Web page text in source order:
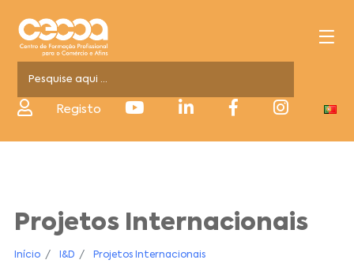
Registo
Projetos Internacionais
Início I&D Projetos Internacionais